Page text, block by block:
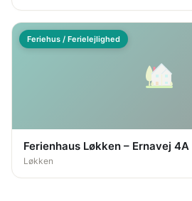
Feriehus / Ferielejlighed
Ferienhaus Løkken – Ernavej 4A
Løkken